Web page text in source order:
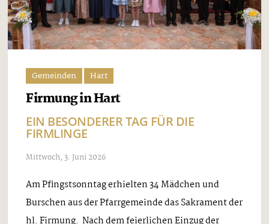
Gemeinden Hart
Firmung in Hart
EIN BESONDERER TAG FÜR DIE
FIRMLINGE
Mittwoch, 3. Juni 2026
Am Pfingstsonntag erhielten 34 Mädchen und
Burschen aus der Pfarrgemeinde das Sakrament der